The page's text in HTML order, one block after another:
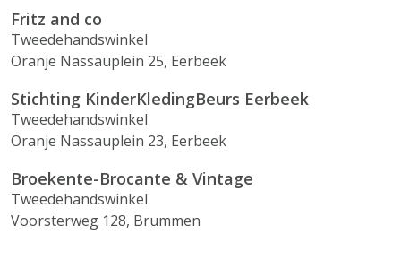
Fritz and co
Tweedehandswinkel
Oranje Nassauplein 25, Eerbeek
Stichting KinderKledingBeurs Eerbeek
Tweedehandswinkel
Oranje Nassauplein 23, Eerbeek
Broekente-Brocante & Vintage
Tweedehandswinkel
Voorsterweg 128, Brummen